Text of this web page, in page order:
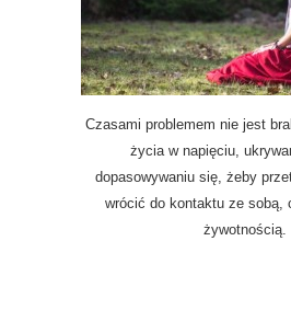
Czasami problemem nie jest
życia w napięciu,
dopasowywaniu się, żeby
wrócić do kontaktu ze sobą,
żywotnością.